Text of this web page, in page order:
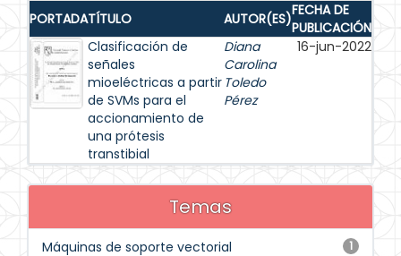
PORTADATÍTULO AUTOR(ES)FECHA DE
PUBLICACIÓN
Clasificación de
señales
mioeléctricas a partir
de SVMs para el
accionamiento de
una prótesis
transtibial
Diana
Carolina
Toledo
Pérez
16-jun-2022
Temas
1
Máquinas de soporte vectorial